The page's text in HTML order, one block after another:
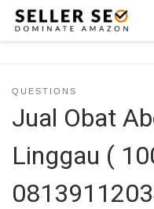
Skip to content
QUESTIONS
Jual Obat
Linggau (